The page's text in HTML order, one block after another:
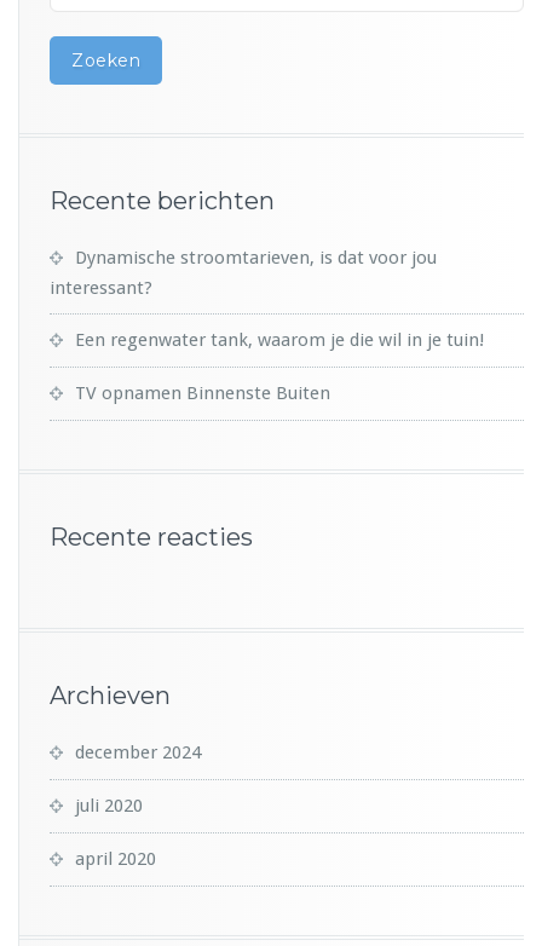
t
Recente berichten
Dynamische stroomtarieven, is dat voor jou
interessant?
Een regenwater tank, waarom je die wil in je tuin!
TV opnamen Binnenste Buiten
Recente reacties
Archieven
december 2024
juli 2020
april 2020